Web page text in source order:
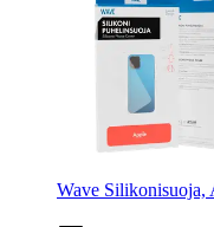
Wave Silikonisuoja,